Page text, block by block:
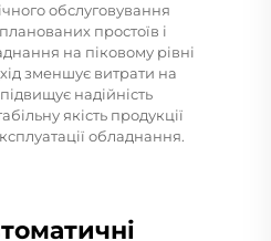
обслуговування
простоїв і
на піковому рівні
зменшує витрати на
надійність
якість продукції
обладнання.